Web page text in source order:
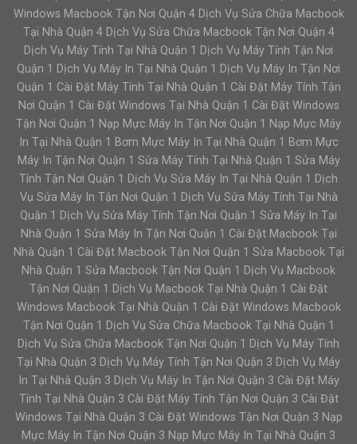
Windows Macbook Tận Nơi Quận 4 Dịch Vụ Sửa Chữa Macbook
Tại Nhà Quận 4 Dịch Vụ Sửa Chữa Macbook Tận Nơi Quận 4
Dịch Vụ Máy Tính Tại Nhà Quận 1 Dịch Vụ Máy Tính Tận Nơi
Quận 1 Dịch Vụ Máy In Tại Nhà Quận 1 Dịch Vụ Máy In Tận Nơi
Quận 1 Cài Đặt Máy Tính Tại Nhà Quận 1 Cài Đặt Máy Tính Tận
Nơi Quận 1 Cài Đặt Windows Tại Nhà Quận 1 Cài Đặt Windows
Tận Nơi Quận 1 Nạp Mực Máy In Tận Nơi Quận 1 Nạp Mực Máy
In Tại Nhà Quận 1 Bơm Mực Máy In Tại Nhà Quận 1 Bơm Mực
Máy In Tận Nơi Quận 1 Sửa Máy Tính Tại Nhà Quận 1 Sửa Máy
Tính Tận Nơi Quận 1 Dịch Vụ Sửa Máy In Tại Nhà Quận 1 Dịch
Vụ Sửa Máy In Tận Nơi Quận 1 Dịch Vụ Sửa Máy Tính Tại Nhà
Quận 1 Dịch Vụ Sửa Máy Tính Tận Nơi Quận 1 Sửa Máy In Tại
Nhà Quận 1 Sửa Máy In Tận Nơi Quận 1 Cài Đặt Macbook Tại
Nhà Quận 1 Cài Đặt Macbook Tận Nơi Quận 1 Sửa Macbook Tại
Nhà Quận 1 Sửa Macbook Tận Nơi Quận 1 Dịch Vụ Macbook
Tận Nơi Quận 1 Dịch Vụ Macbook Tại Nhà Quận 1 Cài Đặt
Windows Macbook Tại Nhà Quận 1 Cài Đặt Windows Macbook
Tận Nơi Quận 1 Dịch Vụ Sửa Chữa Macbook Tại Nhà Quận 1
Dịch Vụ Sửa Chữa Macbook Tận Nơi Quận 1 Dịch Vụ Máy Tính
Tại Nhà Quận 3 Dịch Vụ Máy Tính Tận Nơi Quận 3 Dịch Vụ Máy
In Tại Nhà Quận 3 Dịch Vụ Máy In Tận Nơi Quận 3 Cài Đặt Máy
Tính Tại Nhà Quận 3 Cài Đặt Máy Tính Tận Nơi Quận 3 Cài Đặt
Windows Tại Nhà Quận 3 Cài Đặt Windows Tận Nơi Quận 3 Nạp
Mực Máy In Tận Nơi Quận 3 Nạp Mực Máy In Tại Nhà Quận 3